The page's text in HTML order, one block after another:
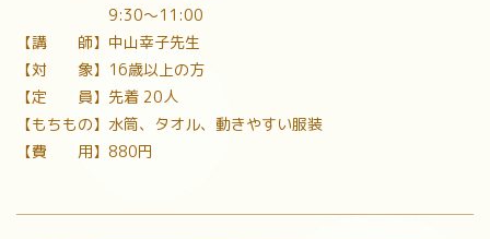
9:30～11:00
【講 師】中山幸子先生
【対 象】16歳以上の方
【定 員】先着 20人
【もちもの】水筒、タオル、動きやすい服装
【費 用】880円